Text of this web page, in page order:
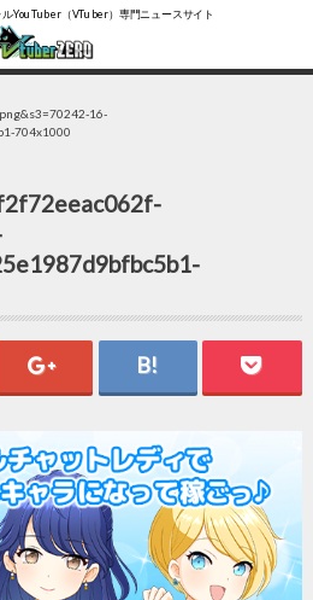
YouTuber（VTuber）専門ニュースサイト
16-
704x1000